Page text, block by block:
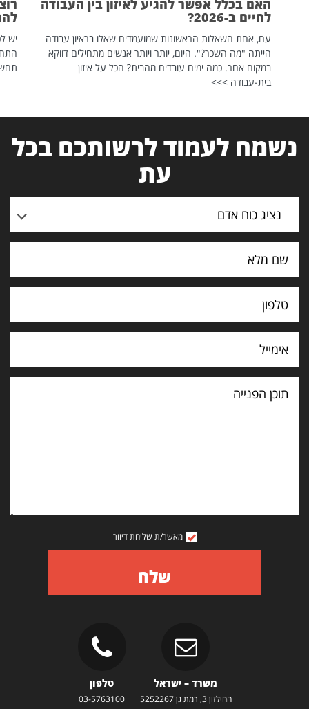
האם בכלל אפשר להגיע לאיזון בין העבודה
לחיים ב-2026?
עם, אחת השאלות הראשונות שמועמדים שאלו בראיון עבודה
הייתה "מה השכר?". היום, יותר ויותר אנשים מתחילים דווקא
במקום אחר. כמה ימים עובדים מהבית? הכל על איזון
בית-עבודה >>>
יש
נשמח לעמוד לרשותכם בכל
עת
נציג כוח אדם
תוכן
הפנייה
מאשר/ת שליחת דיוור
שלח
משרד – ישראל
החילזון 3, רמת גן 5252267
טלפון
03-5763100